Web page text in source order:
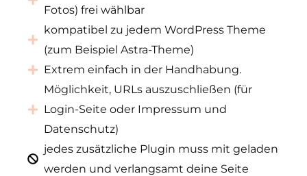
Fotos) frei wählbar
kompatibel zu jedem WordPress Theme
(zum Beispiel Astra-Theme)
Extrem einfach in der Handhabung.
Möglichkeit, URLs auszuschließen (für
Login-Seite oder Impressum und
Datenschutz)
jedes zusätzliche Plugin muss mit geladen
werden und verlangsamt deine Seite